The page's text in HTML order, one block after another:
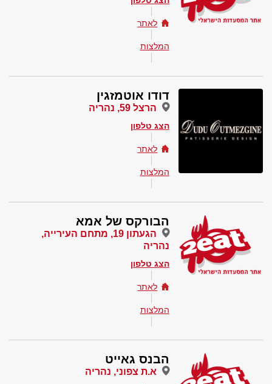
לאתר
המלצות
דודו אוטמזגין
הרצל 59, נהריה
הצג טלפון
לאתר
המלצות
הבורקס של אמא
הגעתון 19, מתחם העירייה,
נהריה
הצג טלפון
לאתר
המלצות
הבנס גאייט
א.ת צפוני, נהריה